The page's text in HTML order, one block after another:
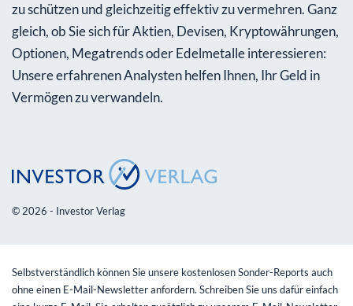
zu schützen und gleichzeitig effektiv zu vermehren. Ganz
gleich, ob Sie sich für Aktien, Devisen, Kryptowährungen,
Optionen, Megatrends oder Edelmetalle interessieren:
Unsere erfahrenen Analysten helfen Ihnen, Ihr Geld in
Vermögen zu verwandeln.
© 2026 - Investor Verlag
Selbstverständlich können Sie unsere kostenlosen Sonder-Reports auch
ohne einen E-Mail-Newsletter anfordern. Schreiben Sie uns dafür einfach